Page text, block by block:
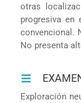
otras
progresiva en
convencional.
No presenta
Exploración